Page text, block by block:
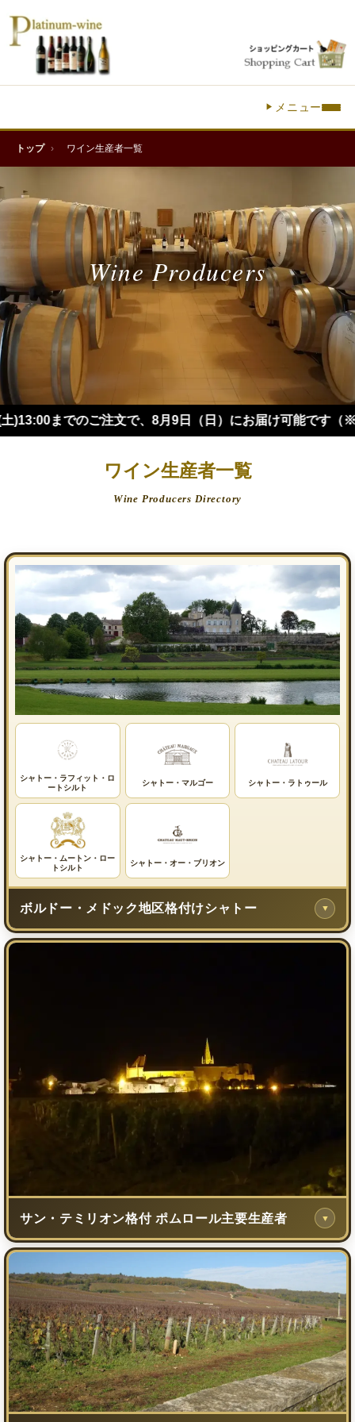
メニュー
トップ › ワイン生産者一覧
Wine Producers
注文で、8月9日（日）にお届け可能です（※四国・中国
ワイン生産者一覧
Wine Producers Directory
シャトー・ラフィット・ロ
ートシルト
シャトー・マルゴー シャトー・ラトゥール
シャトー・ムートン・ロー
トシルト
シャトー・オー・ブリオン
ボルドー・メドック地区格付けシャトー ▼
サン・テミリオン格付 ポムロール主要生産者 ▼